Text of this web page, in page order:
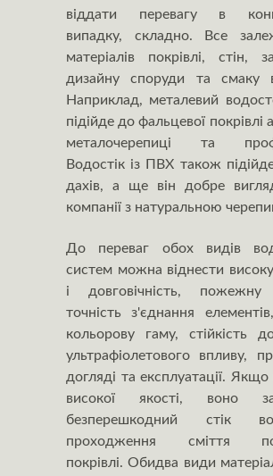
віддати перевагу в
випадку, складно. Все
матеріалів покрівлі, стін,
дизайну споруди та смаку
Наприклад, металевий
підійде до фальцевої покрівлі
металочерепиці та
Водостік із ПВХ також
дахів, а ще він добре
компанії з натуральною
До переваг обох видів
систем можна віднести високу
і довговічність, пожежну
точність з'єднання
кольорову гаму, стійкість
ультрафіолетового впливу,
догляді та експлуатації. Якщо
високої якості, воно
безперешкодний стік
проходження сміття
покрівлі. Обидва види